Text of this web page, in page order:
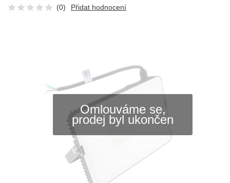
Omlouváme se,
prodej byl ukončen
(0) Přidat hodnocení